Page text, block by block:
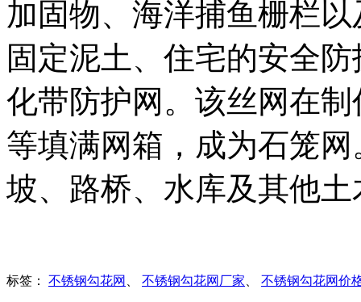
加固物、海洋捕鱼栅栏
固定泥土、住宅的安全
化带防护网。该丝网在
等填满网箱，成为石笼
坡、路桥、水库及其他
标签： 不锈钢勾花网 不锈钢勾花网厂家 不锈钢勾花网价